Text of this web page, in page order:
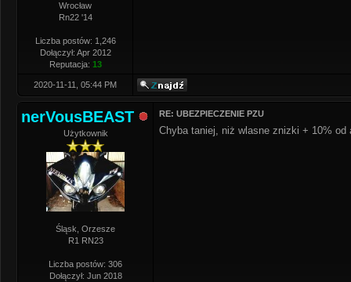
Wrocław
Rn22 '14
Liczba postów: 1,246
Dołączył: Apr 2012
Reputacja: 13
2020-11-11, 05:44 PM
nerVousBEAST
Użytkownik
Śląsk, Orzesze
R1 RN23
Liczba postów: 306
Dołączył: Jun 2018
RE: UBEZPIECZENIE PZU
Chyba taniej, niż wlasne znizki + 10% od